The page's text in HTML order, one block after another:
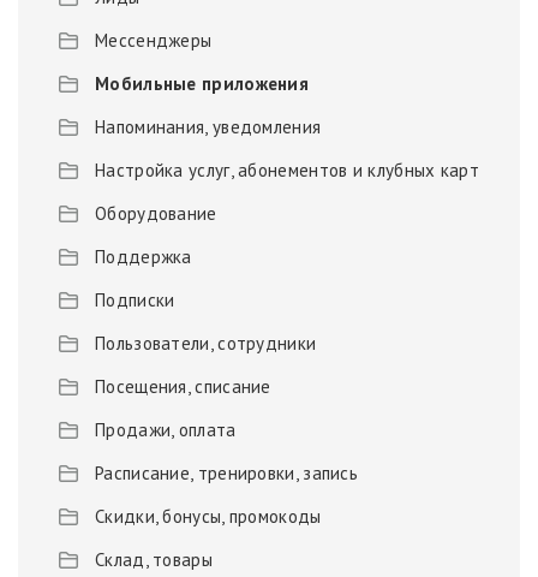
Мессенджеры
Мобильные приложения
Напоминания, уведомления
Настройка услуг, абонементов и клубных карт
Оборудование
Поддержка
Подписки
Пользователи, сотрудники
Посещения, списание
Продажи, оплата
Расписание, тренировки, запись
Скидки, бонусы, промокоды
Склад, товары